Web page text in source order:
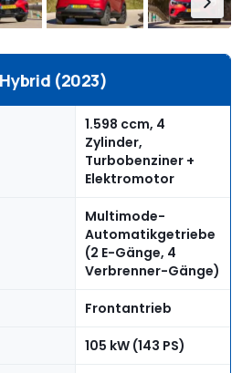
(2023)
1.598 ccm, 4
Zylinder,
Turbobenziner +
Elektromotor
Multimode-
Automatikgetriebe
(2 E-Gänge, 4
Verbrenner-Gänge)
Frontantrieb
105 kW (143 PS)